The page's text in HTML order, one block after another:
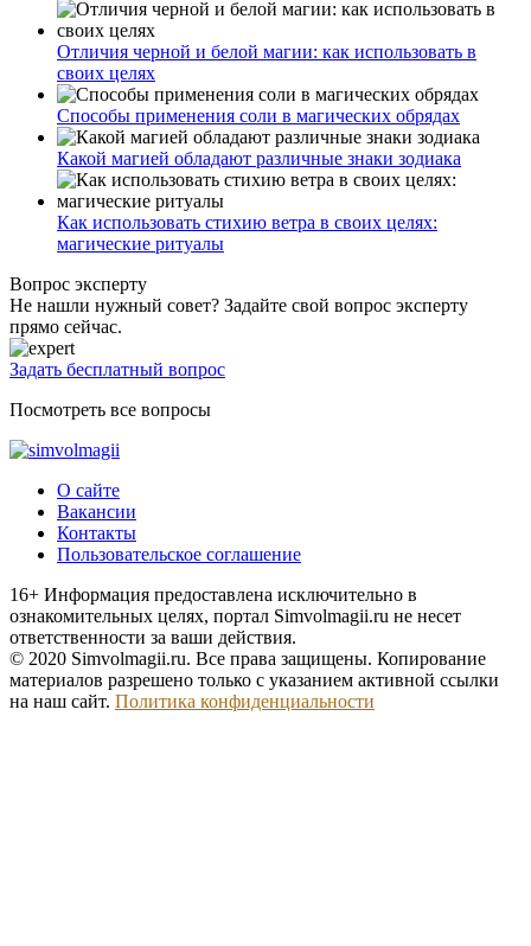
Отличия черной и белой магии: как использовать в
своих целях
Способы применения соли в магических обрядах
Какой магией обладают различные знаки зодиака
Как использовать стихию ветра в своих целях:
магические ритуалы
Вопрос эксперту
Не нашли нужный совет? Задайте свой вопрос эксперту
прямо сейчас.
Задать бесплатный вопрос
Посмотреть все вопросы
О сайте
Вакансии
Контакты
Пользовательское соглашение
16+ Информация предоставлена исключительно в
ознакомительных целях, портал Simvolmagii.ru не несет
ответственности за ваши действия.
© 2020 Simvolmagii.ru. Все права защищены. Копирование
материалов разрешено только с указанием активной ссылки
на наш сайт. Политика конфиденциальности